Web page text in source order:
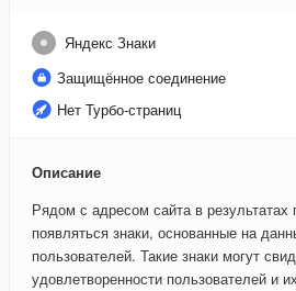
Яндекс Знаки
Защищённое соединение
Нет Турбо-страниц
Описание
Рядом с адресом сайта в результатах
появляться знаки, основанные на
пользователей. Такие знаки могут
удовлетворенности пользователей и